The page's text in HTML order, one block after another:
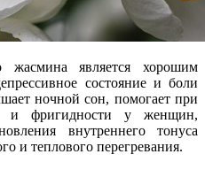
жасмина является хорошим
состояние и боли
ночной сон, помогает при
и фригидности у женщин,
внутреннего тонуса
и теплового перегревания.